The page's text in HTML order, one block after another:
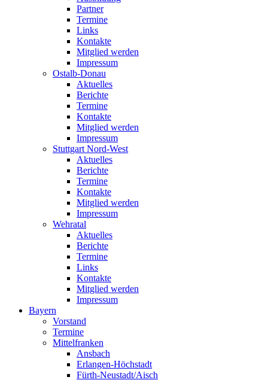
Partner
Termine
Links
Kontakte
Mitglied werden
Impressum
Ostalb-Donau
Aktuelles
Berichte
Termine
Kontakte
Mitglied werden
Impressum
Stuttgart Nord-West
Aktuelles
Berichte
Termine
Kontakte
Mitglied werden
Impressum
Wehratal
Aktuelles
Berichte
Termine
Links
Kontakte
Mitglied werden
Impressum
Bayern
Vorstand
Termine
Mittelfranken
Ansbach
Erlangen-Höchstadt
Fürth-Neustadt/Aisch